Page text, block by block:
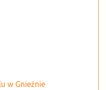
w Gnieźnie